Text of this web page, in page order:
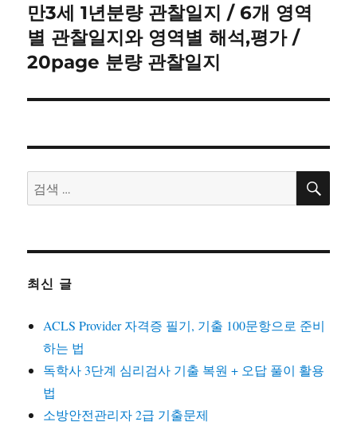
션
다
음
글:
만3세 1년분량 관찰일지 / 6개 영역
별 관찰일지와 영역별 해석,평가 /
20page 분량 관찰일지
검
색:
검
최신 글
ACLS Provider 자격증 필기, 기출 100문항으로 준비
하는 법
독학사 3단계 심리검사 기출 복원 + 오답 풀이 활용
법
소방안전관리자 2급 기출문제